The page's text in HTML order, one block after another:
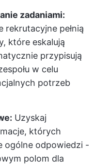
zadaniami:
rekrutacyjne pełnią
które eskalują
przypisują
w celu
potrzeb
Uzyskaj
których
ogólne odpowiedzi -
polom dla